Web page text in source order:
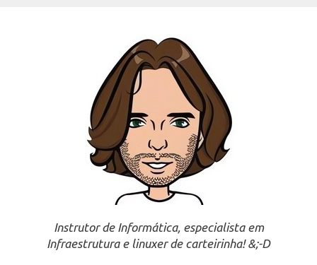
Instrutor de Informática, especialista em
Infraestrutura e linuxer de carteirinha! &;-D